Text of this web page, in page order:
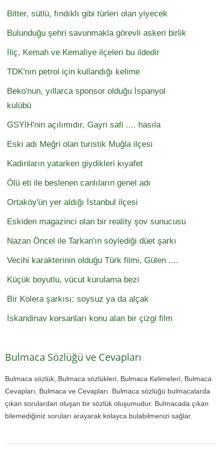
Bitter, sütlü, fındıklı gibi türleri olan yiyecek
Bulunduğu şehri savunmakla görevli askeri birlik
İliç, Kemah ve Kemaliye ilçeleri bu ildedir
TDK'nın petrol için kullandığı kelime
Beko'nun, yıllarca sponsor olduğu İspanyol
kulübü
GSYİH'nin açılımıdır, Gayri safi .... hasıla
Eski adı Meğri olan turistik Muğla ilçesi
Kadınların yatarken giydikleri kıyafet
Ölü eti ile beslenen canlıların genel adı
Ortaköy'ün yer aldığı İstanbul ilçesi
Eskiden magazinci olan bir reality şov sunucusu
Nazan Öncel ile Tarkan'ın söylediği düet şarkı
Vecihi karakterinin olduğu Türk filmi, Gülen ....
Küçük boyutlu, vücut kurulama bezi
Bir Kolera şarkısı; soysuz ya da alçak
İskandinav korsanları konu alan bir çizgi film
Bulmaca Sözlüğü ve Cevapları
Bulmaca sözlük, Bulmaca sözlükleri, Bulmaca Kelimeleri, Bulmaca
Cevapları, Bulmaca ve Cevapları. Bulmaca sözlüğü bulmacalarda
çıkan sorulardan oluşan bir sözlük oluşumudur. Bulmacada çıkan
bilemediğiniz soruları arayarak kolayca bulabilmenizi sağlar.